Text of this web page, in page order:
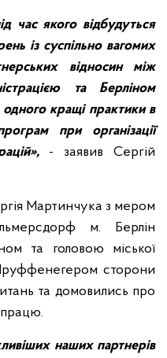
час якого відбудуться
із суспільно вагомих
відносин між
та Берліном
кращі практики в
при
організації
- заявив Сергій
Мартинчука з мером
м. Берлін
та головою міської
сторони
та домовились про
наших партнерів